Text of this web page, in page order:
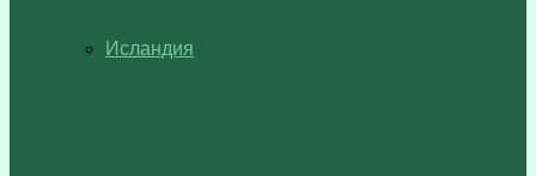
Исландия